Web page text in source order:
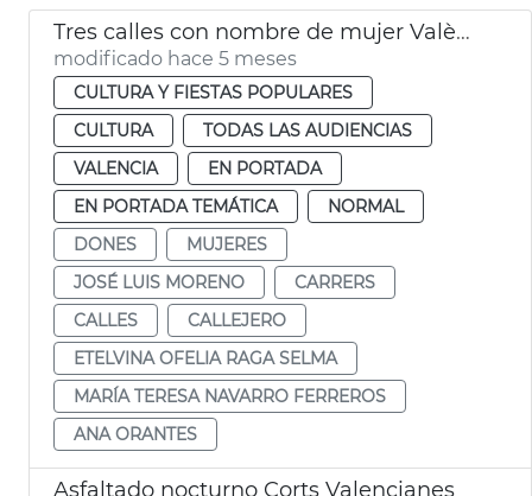
Tres calles con nombre de mujer València
modificado hace 5 meses
CULTURA Y FIESTAS POPULARES
CULTURA
TODAS LAS AUDIENCIAS
VALENCIA
EN PORTADA
EN PORTADA TEMÁTICA
NORMAL
DONES
MUJERES
JOSÉ LUIS MORENO
CARRERS
CALLES
CALLEJERO
ETELVINA OFELIA RAGA SELMA
MARÍA TERESA NAVARRO FERREROS
ANA ORANTES
Asfaltado nocturno Corts Valencianes